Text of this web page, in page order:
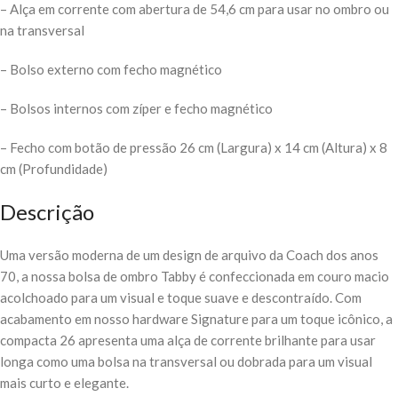
– Alça em corrente com abertura de 54,6 cm para usar no ombro ou
na transversal
– Bolso externo com fecho magnético
– Bolsos internos com zíper e fecho magnético
– Fecho com botão de pressão 26 cm (Largura) x 14 cm (Altura) x 8
cm (Profundidade)
Descrição
Uma versão moderna de um design de arquivo da Coach dos anos
70, a nossa bolsa de ombro Tabby é confeccionada em couro macio
acolchoado para um visual e toque suave e descontraído. Com
acabamento em nosso hardware Signature para um toque icônico, a
compacta 26 apresenta uma alça de corrente brilhante para usar
longa como uma bolsa na transversal ou dobrada para um visual
mais curto e elegante.